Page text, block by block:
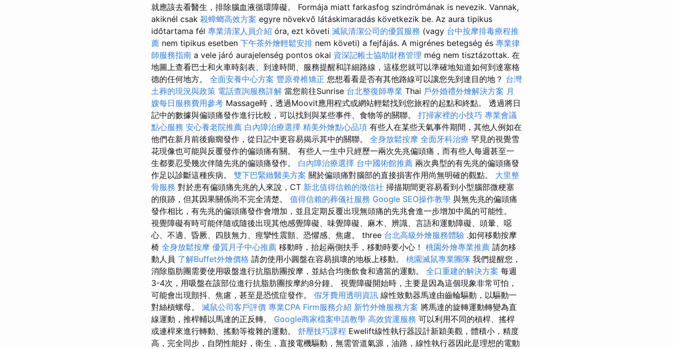
就應該去看醫生，排除腦血液循環障礙。 Formája miatt farkasfog szindrómának is nevezik. Vannak,
akiknél csak 殺蟑螂高效方案 egyre növekvő látáskimaradás következik be. Az aura tipikus
időtartama fél 專業清潔人員介紹 óra, ezt követi 滅鼠清潔公司的優質服務 (vagy 台中按摩排毒療程推
薦 nem tipikus esetben 下午茶外燴輕鬆安排 nem követi) a fejfájás. A migrénes betegség és 專業律
師服務指南 a vele járó aurajelenség pontos okai 資深記帳士協助財務管理 még nem tisztázottak. 在
地圖上查看巴士和火車時刻表、到達時間、服務提醒和詳細路線，這樣您就可以準確地知道如何到達塞格
德的任何地方。 全面安養中心方案 豐原脊椎矯正 您想看看是否有其他路線可以讓您先到達目的地？ 台灣
土葬的現況與政策 電話查詢服務詳解 當您前往Sunrise 台北整復師專業 Thai 戶外婚禮外燴解決方案 月
嫂每日服務費用參考 Massage時，透過Moovit應用程式或網站輕鬆找到您旅程的起點和終點。 透過將日
記中的數據與偏頭痛發作進行比較，可以找到與某些事件、食物等的關聯。 打掃家裡的小技巧 專業會議
點心服務 安心養老院推薦 白內障治療選擇 精美外燴點心品項 有些人在某些天氣事件期間，其他人例如在
他們在新月前後癲癇發作，從日記中更容易揭示其中的關聯。 全身放鬆按摩 全面牙科治療 罕見的視覺雪
花現像也可能與反覆發作的偏頭痛有關。 有些人一生中只經歷一兩次先兆偏頭痛，而有些人每週甚至一
生都要忍受幾次伴隨先兆的偏頭痛發作。 白內障治療選擇 台中國術館推薦 兩次典型的有先兆的偏頭痛發
作足以診斷這種疾病。 雙下巴緊緻醫美方案 關於偏頭痛對腦部的直接損害作用尚無明確的觀點。 大里整
骨服務 對於患有偏頭痛先兆的人來說，CT 新北值得信賴的徵信社 掃描期間更容易看到小型腦部微梗塞
的痕跡，但其因果關係尚不完全清楚。 值得信賴的葬儀社服務 Google SEO操作教學 與無先兆的偏頭痛
發作相比，有先兆的偏頭痛發作會增加，並且定期反覆出現無頭痛的先兆會進一步增加中風的可能性。
視覺障礙有時可能伴隨或隨後出現其他感覺障礙、味覺障礙、麻木、辨識、言語和運動障礙、頭暈、噁
心、不適、昏厥、四肢無力、痙攣性震顫、恐懼感、焦慮。 three 台北高級外燴服務體驗 .如何移動按摩
椅 全身放鬆按摩 優質月子中心推薦 移動時，抬起兩側扶手，移動時要小心！ 桃園外燴專業推薦 請勿移
動人員 了解Buffet外燴價格 請勿使用小圓盤在容易損壞的地板上移動。 桃園滅鼠專業團隊 我們提醒您，
消除脂肪團需要使用吸盤進行抗脂肪團按摩，並結合均衡飲食和適當的運動。 全口重建的解決方案 每週
3-4次，用吸盤在該部位進行抗脂肪團按摩約8分鐘。 視覺障礙開始時，主要是因為這個現象非常可怕，
可能會出現顫抖、焦慮，甚至是恐慌症發作。 假牙費用透明資訊 線性致動器馬達由齒輪驅動，以驅動一
對絲槓螺母。 滅鼠公司客戶評價 專業CPA Firm服務介紹 新竹外燴服務方案 將馬達的旋轉運動轉變為直
線運動，推桿輔以馬達的正反轉。 Google商家檔案申請教學 高效貨運服務 可以利用不同的槓桿、搖桿
或連桿來進行轉動、搖動等複雜的運動。 舒壓技巧課程 Ewelift線性執行器設計新穎美觀，體積小，精度
高，完全同步，自閉性能好，衛生，直接電機驅動，無需管道氣源，油路，線性執行器因此是理想的電動